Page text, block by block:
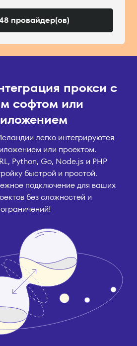
провайдер(ов)
прокси с
софтом или
легко интегрируются
или проектом.
Python, Go, Node.js и PHP
быстрой и простой.
подключение для ваших
без сложностей и
ограничений!